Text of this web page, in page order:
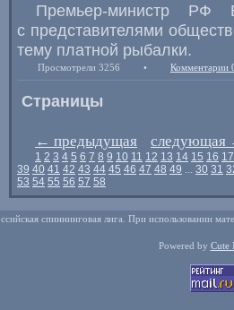
Премьер-министр РФ
с представителями
тему платной рыбалки.
Просмотрели 3256 • Комментарии
Страницы
← предыдущая следующая
1 2 3 4 5 6 7 8 9 10 11 12 13 14 15 16 17
39 40 41 42 43 44 45 46 47 48 49 ... 30 31
53 54 55 56 57 58
спиннинговая лига. При использовании
Powered by Cute